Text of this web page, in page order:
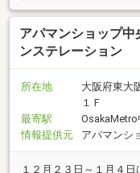
も、美味しいお店や穴
物件も当社周辺に数十
にはございます！是非！
アパマンショップ
ンステレーション
所在地
大阪府東大
１Ｆ
最寄駅
情報提供元
アパマンシ
１２月２３日～１月４日